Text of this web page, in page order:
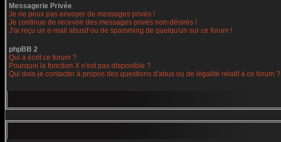
Messagerie Privée
Je ne peux pas envoyer de messages privés !
Je continue de recevoir des messages privés non-désirés !
J'ai reçu un e-mail abusif ou de spamming de quelqu'un sur ce forum !
phpBB 2
Qui a écrit ce forum ?
Pourquoi la fonction X n'est pas disponible ?
Qui dois-je contacter à propos des questions d'abus ou de légalité relatif à ce forum ?